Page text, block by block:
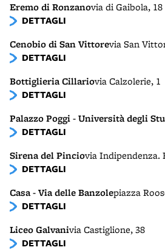
Eremo di Ronzanovia di Gaibola, 18
DETTAGLI
Cenobio di San Vittorevia San
DETTAGLI
Bottiglieria Cillariovia Calzolerie, 1
DETTAGLI
Palazzo Poggi - Università degli
DETTAGLI
Sirena del Pinciovia Indipendenza.
DETTAGLI
Casa - Via delle Banzolepiazza
DETTAGLI
Liceo Galvanivia Castiglione, 38
DETTAGLI